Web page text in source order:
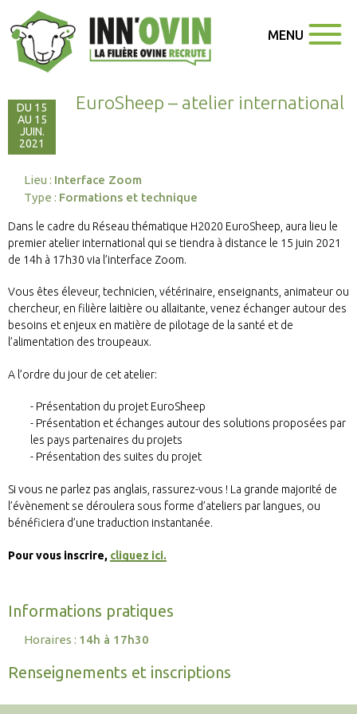
MENU
DU 15
AU 15
JUIN.
2021
EuroSheep – atelier international
Lieu : Interface Zoom
Type : Formations et technique
Dans le cadre du Réseau thématique H2020 EuroSheep, aura lieu le
premier atelier international qui se tiendra à distance le 15 juin 2021
de 14h à 17h30 via l’interface Zoom.
Vous êtes éleveur, technicien, vétérinaire, enseignants, animateur ou
chercheur, en filière laitière ou allaitante, venez échanger autour des
besoins et enjeux en matière de pilotage de la santé et de
l’alimentation des troupeaux.
A l’ordre du jour de cet atelier:
Présentation du projet EuroSheep
Présentation et échanges autour des solutions proposées par
les pays partenaires du projets
Présentation des suites du projet
Si vous ne parlez pas anglais, rassurez-vous ! La grande majorité de
l’évènement se déroulera sous forme d’ateliers par langues, ou
bénéficiera d’une traduction instantanée.
Pour vous inscrire, cliquez ici.
Informations pratiques
Horaires : 14h à 17h30
Renseignements et inscriptions